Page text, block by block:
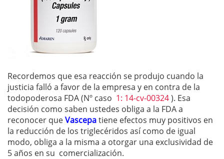
Recordemos que esa reacción se produjo cuando la
justicia falló a favor de la empresa y en contra de la
todopoderosa FDA (Nº caso 1: 14-cv-00324). Esa
decisión como saben ustedes obliga a la FDA a
reconocer queVascepatiene efectos muy positivos en
la reducción de los triglecéridos así como de igual
modo, obliga a la misma a otorgar una exclusividad de
5 años en su comercialización.